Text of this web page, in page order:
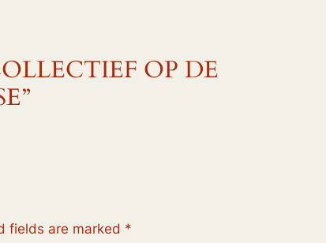
OP DE
fields are marked *